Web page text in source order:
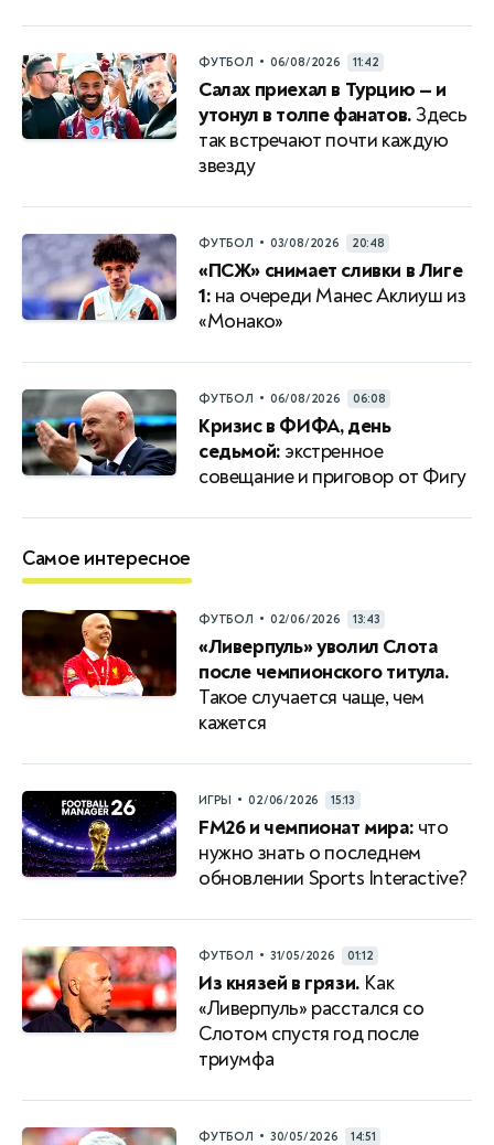
ФУТБОЛ • 06/08/2026 11:42
Салах приехал в Турцию — и
утонул в толпе фанатов.Здесь
так встречают почти каждую
звезду
ФУТБОЛ • 03/08/2026 20:48
«ПСЖ» снимает сливки в Лиге
1: на очереди Манес Аклиуш из
«Монако»
ФУТБОЛ • 06/08/2026 06:08
Кризис в ФИФА, день
седьмой: экстренное
совещание и приговор от Фигу
Самое интересное
ФУТБОЛ • 02/06/2026 13:43
«Ливерпуль» уволил Слота
после чемпионского титула.
Такое случается чаще, чем
кажется
ИГРЫ • 02/06/2026 15:13
FM26 и чемпионат мира: что
нужно знать о последнем
обновлении Sports Interactive?
ФУТБОЛ • 31/05/2026 01:12
Из князей в грязи. Как
«Ливерпуль» расстался со
Слотом спустя год после
триумфа
ФУТБОЛ • 30/05/2026 14:51